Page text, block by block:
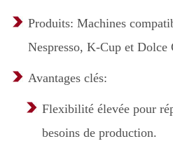
Produits: Machines
Nespresso, K-Cup et Dolce
Avantages clés:
Flexibilité élevée pour
besoins de production.